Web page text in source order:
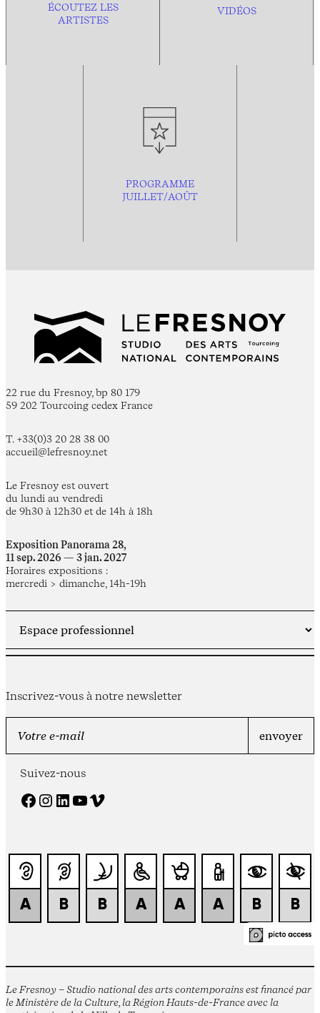
ÉCOUTEZ LES
ARTISTES
VIDÉOS
PROGRAMME
JUILLET/AOÛT
22 rue du Fresnoy, bp 80 179
59 202 Tourcoing cedex France
T. +33(0)3 20 28 38 00
accueil@lefresnoy.net
Le Fresnoy est ouvert
du lundi au vendredi
de 9h30 à 12h30 et de 14h à 18h
Exposition Panorama 28,
11 sep. 2026 — 3 jan. 2027
Horaires expositions :
mercredi > dimanche, 14h-19h
Inscrivez-vous à notre newsletter
Suivez-nous
Facebook Instagram LinkedIn YouTube Vimeo
Le Fresnoy – Studio national des arts contemporains est financé par
le Ministère de la Culture, la Région Hauts-de-France avec la